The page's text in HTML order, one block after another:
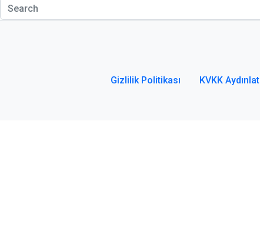
Gizlilik Politikası KVKK